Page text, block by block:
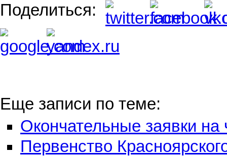
Поделиться:
Еще записи по теме:
Окончательные заявки
Первенство